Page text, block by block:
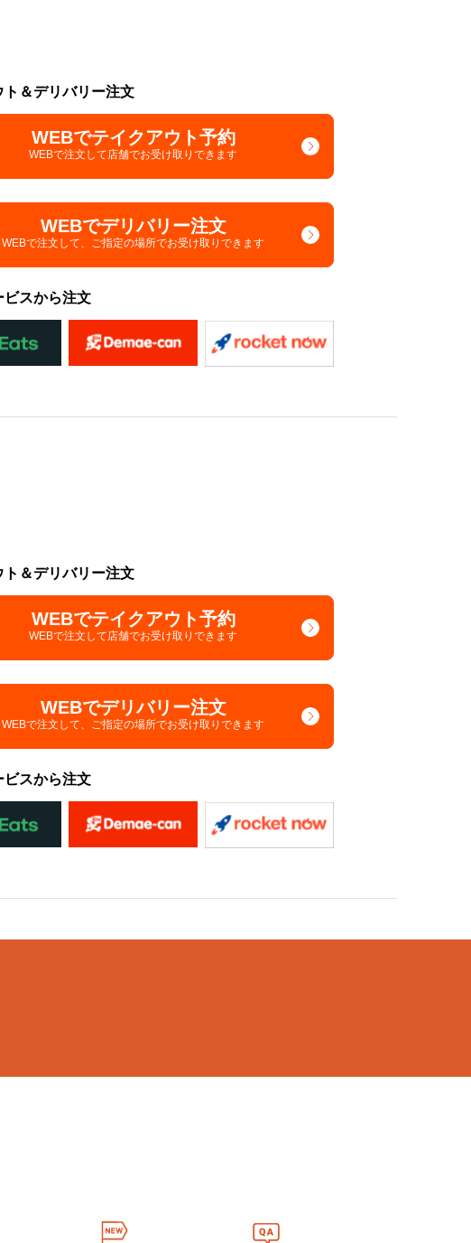
ト＆デリバリー注文
WEBでテイクアウト予約
WEBで注文して店舗でお受け取りできます
WEBでデリバリー注文
WEBで注文して、 ご指定の場所でお受け取りできます
ビスから注文
ト＆デリバリー注文
WEBでテイクアウト予約
WEBで注文して店舗でお受け取りできます
WEBでデリバリー注文
WEBで注文して、 ご指定の場所でお受け取りできます
ビスから注文